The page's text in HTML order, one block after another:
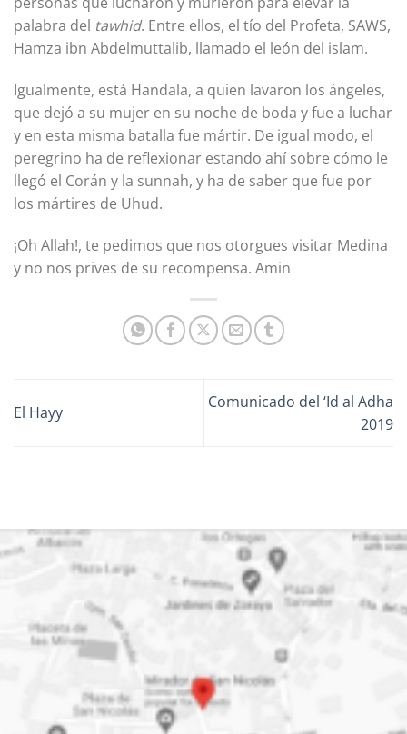
palabra del tawhid. Entre ellos, el tío del Profeta, SAWS,
Hamza ibn Abdelmuttalib, llamado el león del islam.
Igualmente, está Handala, a quien lavaron los ángeles,
que dejó a su mujer en su noche de boda y fue a luchar
y en esta misma batalla fue mártir. De igual modo, el
peregrino ha de reflexionar estando ahí sobre cómo le
llegó el Corán y la sunnah, y ha de saber que fue por
los mártires de Uhud.
¡Oh Allah!, te pedimos que nos otorgues visitar Medina
y no nos prives de su recompensa. Amin
El Hayy
Comunicado del ‘Id al Adha
2019